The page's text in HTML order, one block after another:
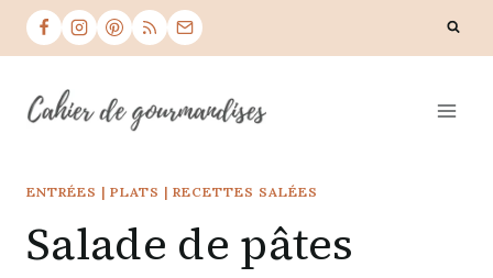
Skip
ENTRÉES | PLATS | RECETTES SALÉES
Salade de pâtes